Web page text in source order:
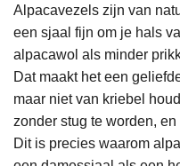
Alpacavezels zijn van
een sjaal fijn om je hals
alpacawol als minder
Dat maakt het een
maar niet van kriebel
zonder stug te worden,
Dit is precies waarom